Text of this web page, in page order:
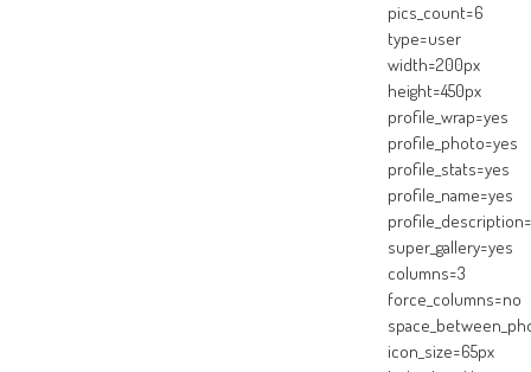
pics_count=6
type=user
width=200px
height=450px
profile_wrap=yes
profile_photo=yes
profile_stats=yes
profile_name=yes
super_gallery=yes
columns=3
force_columns=no
icon_size=65px